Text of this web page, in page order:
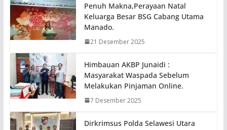
Penuh Makna,Perayaan Natal
Keluarga Besar BSG Cabang Utama
Manado.
21 Desember 2025
Himbauan AKBP Junaidi :
Masyarakat Waspada Sebelum
Melakukan Pinjaman Online.
7 Desember 2025
Dirkrimsus Polda Selawesi Utara